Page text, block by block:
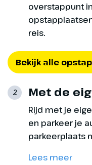
overstappunt
reis.
Bekijk alle
2 Met de
Rijd met je
en parkeer je
parkeerplaats
Lees meer